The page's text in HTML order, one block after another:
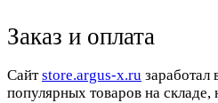
Заказ и оплата
Cайтstore.argus-x.ru заработал
популярных товаров на складе,